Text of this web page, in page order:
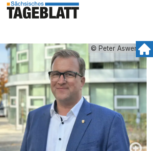
© Peter Aswendt